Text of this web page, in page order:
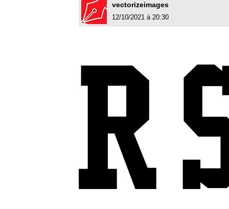
vectorizeimages
12/10/2021 à 20:30